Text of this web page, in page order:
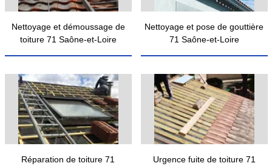
Nettoyage et démoussage de
toiture 71 Saône-et-Loire
Nettoyage et pose de gouttière
71 Saône-et-Loire
Réparation de toiture 71
Urgence fuite de toiture 71